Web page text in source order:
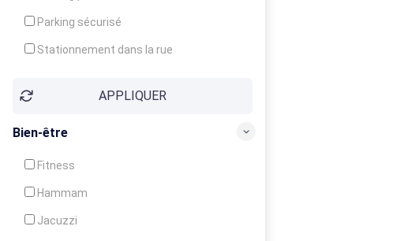
Parking sécurisé
Stationnement dans la rue
APPLIQUER
Bien-être
Fitness
Hammam
Jacuzzi